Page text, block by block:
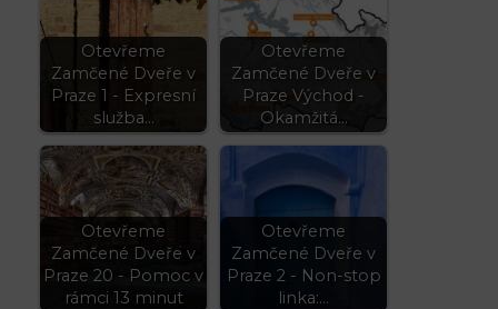
Otevřeme
Zamčené Dveře v
Praze 1 - Expresní
služba…
Otevřeme
Zamčené Dveře v
Praze Východ -
Okamžitá…
Otevřeme
Zamčené Dveře v
Praze 20 - Pomoc v
rámci 13 minut
Otevřeme
Zamčené Dveře v
Praze 2 - Non-stop
linka:…